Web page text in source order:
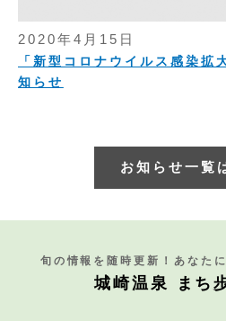
2020年4月15日
「新型コロナウイルス感染拡
知らせ
お知らせ一覧
旬の情報を随時更新！あなた
城崎温泉 まち